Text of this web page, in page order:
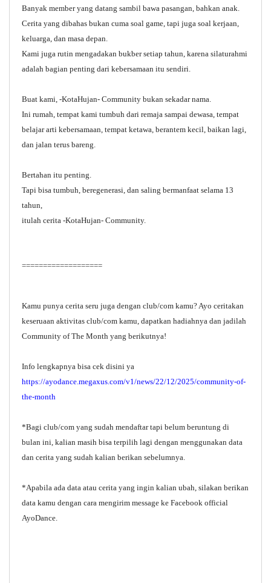
Banyak member yang datang sambil bawa pasangan, bahkan anak.
Cerita yang dibahas bukan cuma soal game, tapi juga soal kerjaan,
keluarga, dan masa depan.
Kami juga rutin mengadakan bukber setiap tahun, karena silaturahmi
adalah bagian penting dari kebersamaan itu sendiri.
Buat kami, -KotaHujan- Community bukan sekadar nama.
Ini rumah, tempat kami tumbuh dari remaja sampai dewasa, tempat
belajar arti kebersamaan, tempat ketawa, berantem kecil, baikan lagi,
dan jalan terus bareng.
Bertahan itu penting.
Tapi bisa tumbuh, beregenerasi, dan saling bermanfaat selama 13
tahun,
itulah cerita -KotaHujan- Community.
===================
Kamu punya cerita seru juga dengan club/com kamu? Ayo ceritakan
keseruaan aktivitas club/com kamu, dapatkan hadiahnya dan jadilah
Community of The Month yang berikutnya!
Info lengkapnya bisa cek disini ya
https://ayodance.megaxus.com/v1/news/22/12/2025/community-of-
the-month
*Bagi club/com yang sudah mendaftar tapi belum beruntung di
bulan ini, kalian masih bisa terpilih lagi dengan menggunakan data
dan cerita yang sudah kalian berikan sebelumnya.
*Apabila ada data atau cerita yang ingin kalian ubah, silakan berikan
data kamu dengan cara mengirim message ke Facebook official
AyoDance.